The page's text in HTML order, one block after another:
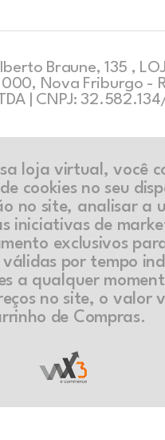
Braune, 135 ,
Nova Friburgo -
| CNPJ:
loja virtual, você
cookies no seu
no site, analisar a
iniciativas de
exclusivos
por tempo
a qualquer
no site, o valor
de Compras.